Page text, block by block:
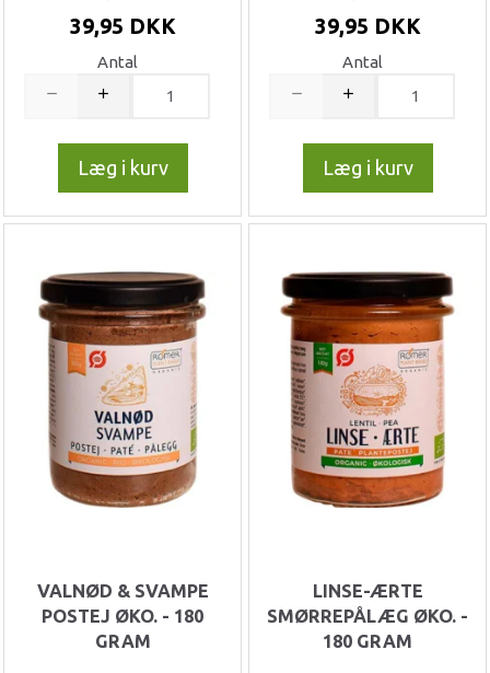
39,95 DKK
Antal
Læg i kurv
39,95 DKK
Antal
Læg i kurv
VALNØD & SVAMPE
POSTEJ ØKO. - 180
GRAM
LINSE-ÆRTE
SMØRREPÅLÆG ØKO. -
180 GRAM